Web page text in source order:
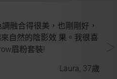
融合得很美，也剛剛好，
自然的陰影效 果。我很喜
眉粉套裝!
Laura, 37歲